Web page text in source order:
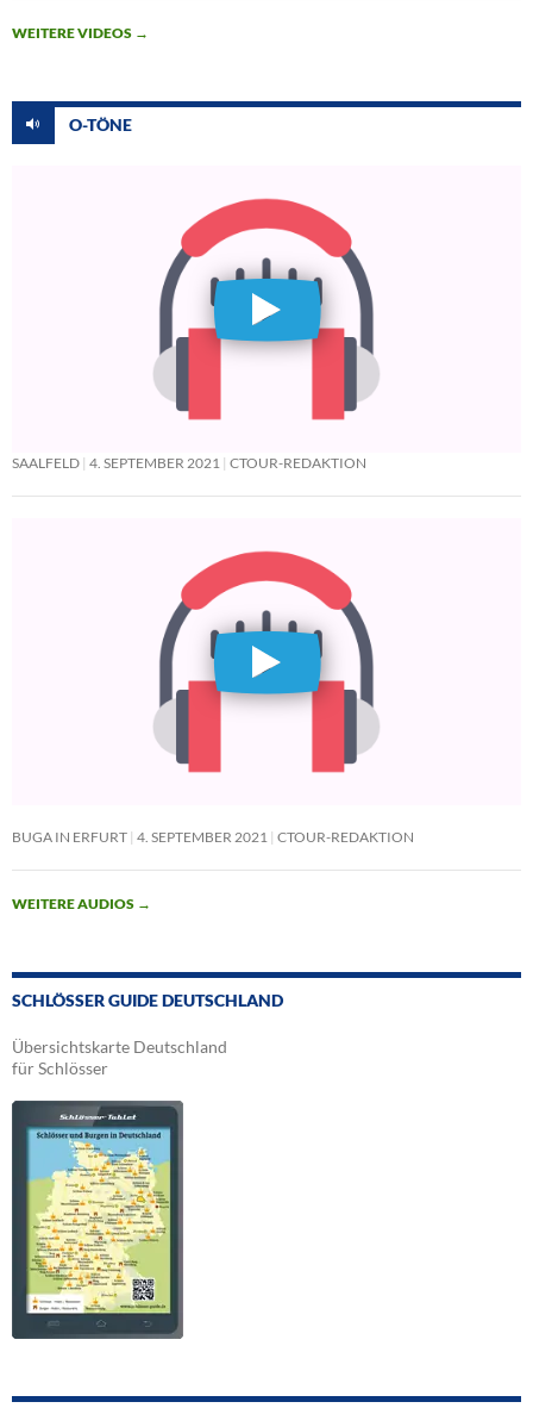
WEITERE VIDEOS →
O-TÖNE
SAALFELD 4. SEPTEMBER 2021 CTOUR-REDAKTION
BUGA IN ERFURT 4. SEPTEMBER 2021 CTOUR-REDAKTION
WEITERE AUDIOS →
SCHLÖSSER GUIDE DEUTSCHLAND
Übersichtskarte Deutschland
für Schlösser